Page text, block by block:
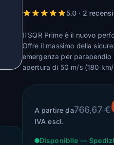
5.0 · 2
Il SQR Prime è il nuovo
Offre il massimo della
emergenza per
apertura di 50 m/s (180
A partire da766,67 €
IVA escl.
Disponibile —